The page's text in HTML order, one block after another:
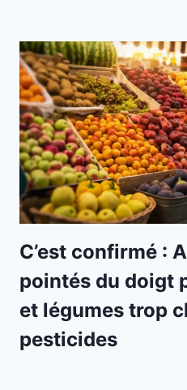
C’est confirmé :
pointés du doigt
et légumes trop
pesticides